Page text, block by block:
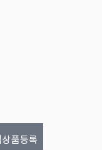
품등록